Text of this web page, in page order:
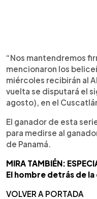
“Nos mantendremos
mencionaron los
miércoles recibirán al
vuelta se disputará el
agosto), en el
El ganador de esta
para medirse al
de Panamá.
MIRA TAMBIÉN:
El hombre detrás de la
VOLVER A PORTADA